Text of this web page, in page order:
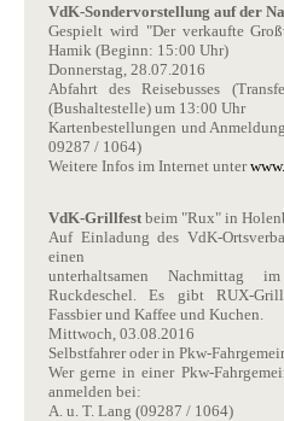
VdK-Sondervorstellung auf der
Gespielt wird "Der verkaufte
Hamik (Beginn: 15:00 Uhr)
Donnerstag, 28.07.2016
Abfahrt des Reisebusses
(Bushaltestelle) um 13:00 Uhr
Kartenbestellungen und
09287 / 1064)
Weitere Infos im Internet unter
VdK-Grillfest beim "Rux" in
Auf Einladung des VdK-
einen
unterhaltsamen Nachmittag
Ruckdeschel. Es gibt RUX-
Fassbier und Kaffee und Kuchen.
Mittwoch, 03.08.2016
Selbstfahrer oder in Pkw-
Wer gerne in einer Pkw-
anmelden bei:
A. u. T. Lang (09287 / 1064)